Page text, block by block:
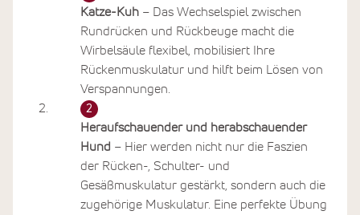
Katze-Kuh – Das Wechselspiel zwischen
Rundrücken und Rückbeuge macht die
Wirbelsäule flexibel, mobilisiert Ihre
Rückenmuskulatur und hilft beim Lösen von
Verspannungen.
Heraufschauender und herabschauender
Hund – Hier werden nicht nur die Faszien
der Rücken-, Schulter- und
Gesäßmuskulatur gestärkt, sondern auch die
zugehörige Muskulatur. Eine perfekte Übung